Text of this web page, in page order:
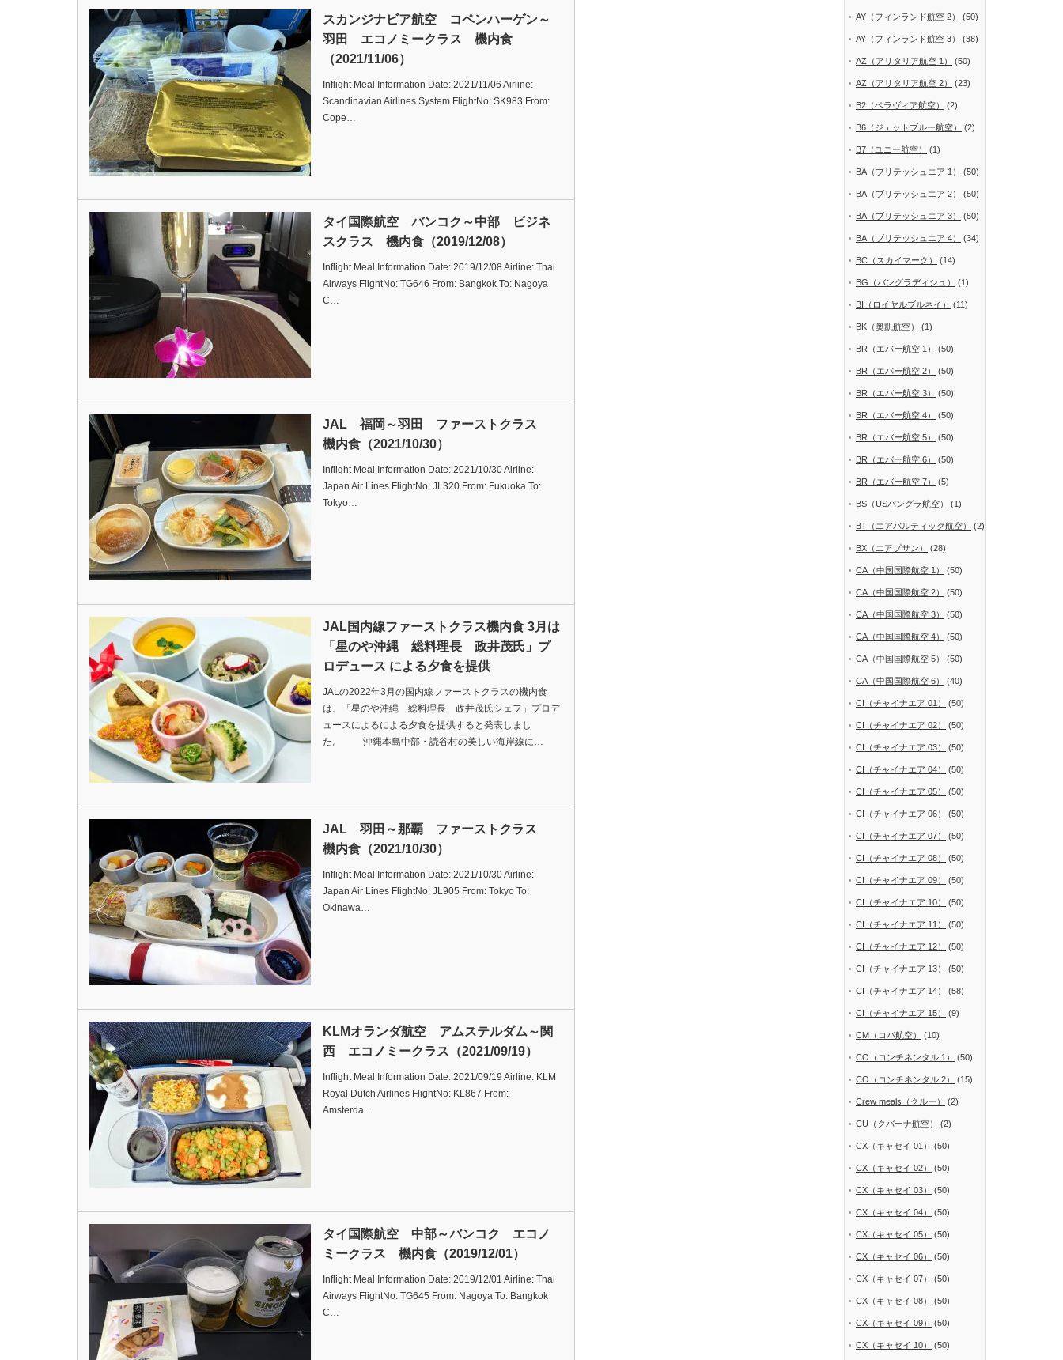
スカンジナビア航空 コペンハーゲン～
羽田 エコノミークラス 機内食
（2021/11/06）
Inflight Meal Information Date: 2021/11/06 Airline:
Scandinavian Airlines System FlightNo: SK983 From:
Cope…
タイ国際航空 バンコク～中部 ビジネ
スクラス 機内食（2019/12/08）
Inflight Meal Information Date: 2019/12/08 Airline: Thai
Airways FlightNo: TG646 From: Bangkok To: Nagoya
C…
JAL 福岡～羽田 ファーストクラス
機内食（2021/10/30）
Inflight Meal Information Date: 2021/10/30 Airline:
Japan Air Lines FlightNo: JL320 From: Fukuoka To:
Tokyo…
JAL国内線ファーストクラス機内食 3月は
「星のや沖縄 総料理長 政井茂氏」プ
ロデュース による夕食を提供
JALの2022年3月の国内線ファーストクラスの機内食
は、「星のや沖縄 総料理長 政井茂氏シェフ」プロデ
ュースによるによる夕食を提供すると発表しまし
た。 沖縄本島中部・読谷村の美しい海岸線に…
JAL 羽田～那覇 ファーストクラス
機内食（2021/10/30）
Inflight Meal Information Date: 2021/10/30 Airline:
Japan Air Lines FlightNo: JL905 From: Tokyo To:
Okinawa…
KLMオランダ航空 アムステルダム～関
西 エコノミークラス（2021/09/19）
Inflight Meal Information Date: 2021/09/19 Airline: KLM
Royal Dutch Airlines FlightNo: KL867 From:
Amsterda…
タイ国際航空 中部～バンコク エコノ
ミークラス 機内食（2019/12/01）
Inflight Meal Information Date: 2019/12/01 Airline: Thai
Airways FlightNo: TG645 From: Nagoya To: Bangkok
C…
AY（フィンランド航空 2） (50)
AY（フィンランド航空 3） (38)
AZ（アリタリア航空 1） (50)
AZ（アリタリア航空 2） (23)
B2（ベラヴィア航空） (2)
B6（ジェットブルー航空） (2)
B7（ユニー航空） (1)
BA（ブリテッシュエア 1） (50)
BA（ブリテッシュエア 2） (50)
BA（ブリテッシュエア 3） (50)
BA（ブリテッシュエア 4） (34)
BC（スカイマーク） (14)
BG（バングラディシュ） (1)
BI（ロイヤルブルネイ） (11)
BK（奥凱航空） (1)
BR（エバー航空 1） (50)
BR（エバー航空 2） (50)
BR（エバー航空 3） (50)
BR（エバー航空 4） (50)
BR（エバー航空 5） (50)
BR（エバー航空 6） (50)
BR（エバー航空 7） (5)
BS（USバングラ航空） (1)
BT（エアバルティック航空） (2)
BX（エアプサン） (28)
CA（中国国際航空 1） (50)
CA（中国国際航空 2） (50)
CA（中国国際航空 3） (50)
CA（中国国際航空 4） (50)
CA（中国国際航空 5） (50)
CA（中国国際航空 6） (40)
CI（チャイナエア 01） (50)
CI（チャイナエア 02） (50)
CI（チャイナエア 03） (50)
CI（チャイナエア 04） (50)
CI（チャイナエア 05） (50)
CI（チャイナエア 06） (50)
CI（チャイナエア 07） (50)
CI（チャイナエア 08） (50)
CI（チャイナエア 09） (50)
CI（チャイナエア 10） (50)
CI（チャイナエア 11） (50)
CI（チャイナエア 12） (50)
CI（チャイナエア 13） (50)
CI（チャイナエア 14） (58)
CI（チャイナエア 15） (9)
CM（コパ航空） (10)
CO（コンチネンタル 1） (50)
CO（コンチネンタル 2） (15)
Crew meals（クルー） (2)
CU（クバーナ航空） (2)
CX（キャセイ 01） (50)
CX（キャセイ 02） (50)
CX（キャセイ 03） (50)
CX（キャセイ 04） (50)
CX（キャセイ 05） (50)
CX（キャセイ 06） (50)
CX（キャセイ 07） (50)
CX（キャセイ 08） (50)
CX（キャセイ 09） (50)
CX（キャセイ 10） (50)